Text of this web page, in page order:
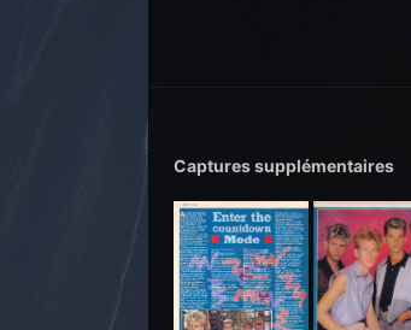
Captures supplémentaires